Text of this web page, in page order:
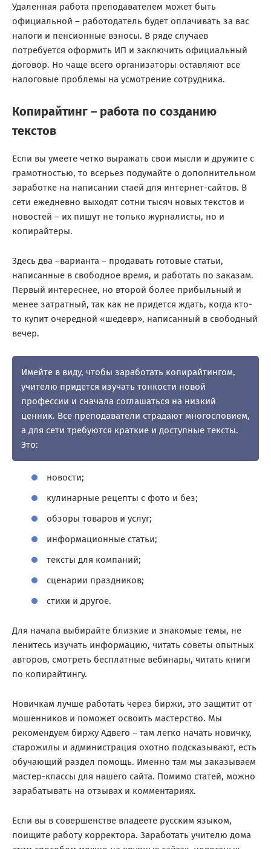
Удаленная работа преподавателем может быть
официальной – работодатель будет оплачивать за вас
налоги и пенсионные взносы. В ряде случаев
потребуется оформить ИП и заключить официальный
договор. Но чаще всего организаторы оставляют все
налоговые проблемы на усмотрение сотрудника.
Копирайтинг – работа по созданию
текстов
Если вы умеете четко выражать свои мысли и дружите с
грамотностью, то всерьез подумайте о дополнительном
заработке на написании стаей для интернет-сайтов. В
сети ежедневно выходят сотни тысяч новых текстов и
новостей – их пишут не только журналисты, но и
копирайтеры.
Здесь два –варианта – продавать готовые статьи,
написанные в свободное время, и работать по заказам.
Первый интереснее, но второй более прибыльный и
менее затратный, так как не придется ждать, когда кто-
то купит очередной «шедевр», написанный в свободный
вечер.
Имейте в виду, чтобы заработать копирайтингом,
учителю придется изучать тонкости новой
профессии и сначала соглашаться на низкий
ценник. Все преподаватели страдают многословием,
а для сети требуются краткие и доступные тексты.
Это:
новости;
кулинарные рецепты с фото и без;
обзоры товаров и услуг;
информационные статьи;
тексты для компаний;
сценарии праздников;
стихи и другое.
Для начала выбирайте близкие и знакомые темы, не
ленитесь изучать информацию, читать советы опытных
авторов, смотреть бесплатные вебинары, читать книги
по копирайтингу.
Новичкам лучше работать через биржи, это защитит от
мошенников и поможет освоить мастерство. Мы
рекомендуем биржу Адвего – там легко начать новичку,
старожилы и администрация охотно подсказывают, есть
обучающий раздел помощь. Именно там мы заказываем
мастер-классы для нашего сайта. Помимо статей, можно
зарабатывать на отзывах и комментариях.
Если вы в совершенстве владеете русским языком,
поищите работу корректора. Заработать учителю дома